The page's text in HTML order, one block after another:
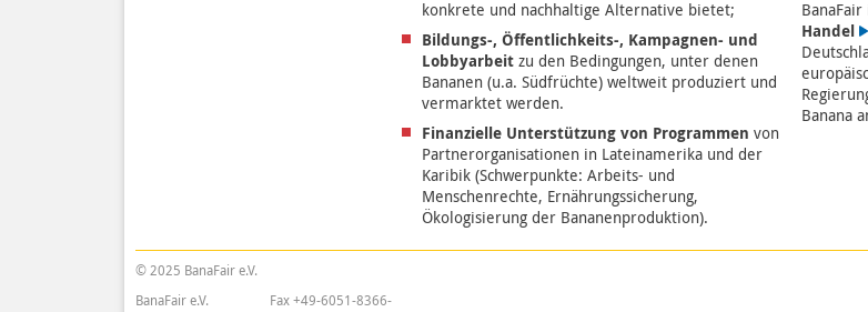
konkrete und nachhaltige Alternative bietet;
Bildungs-, Öffentlichkeits-, Kampagnen- und
Lobbyarbeit zu den Bedingungen, unter denen
Bananen (u.a. Südfrüchte) weltweit produziert und
vermarktet werden.
Finanzielle Unterstützung von Programmen von
Partnerorganisationen in Lateinamerika und der
Karibik (Schwerpunkte: Arbeits- und
Menschenrechte, Ernährungssicherung,
Ökologisierung der Bananenproduktion).
Handel
Banana
Navigation
BanaFair e.V.
Fax +49-6051-8366-